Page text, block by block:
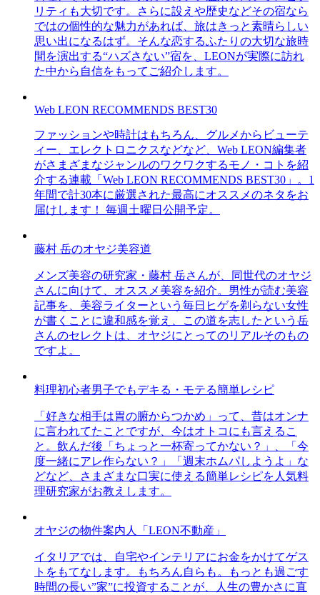
リティも大切です。さらに設えや歴史などその宿なら
ではの個性的な魅力があれば、旅はきっと素晴らしい
思い出になるはず。そんな恋するふたりの大切な旅時
間を演出する“ハズさない”宿を、LEONが実際に訪れ
た中から自信をもってご紹介します。
Web LEON RECOMMENDS BEST30
ファッションや時計はもちろん、グルメからビューテ
ィー、エレクトロニクスなどなど、Web LEON編集者
がさまざまなジャンルのワクワクするモノ・コトを紹
介する連載「Web LEON RECOMMENDS BEST30」。1
年間で計30本に厳選された最高にオススメのネタをお
届けします！ 毎週土曜日公開予定。
藤村 岳のオヤジ美容道
メンズ美容の研究家・藤村 岳さんが、同世代のオヤジ
さんに向けて、オススメ美容を紹介。男性が読む美容
記事を、美容ライターという毎日ヒゲを剃らない女性
が書くことに違和感を覚え、この道を志したという岳
さんのセレクトは、オヤジにとってのリアルそのもの
ですよ。
料理初心者男子でもデキる・モテる簡単レシピ
「好きな相手は胃の腑からつかめ」って、昔はオンナ
に言われてたことですが、今はオトコにも言えるこ
と。飲んだ後「ちょっと一杯寄ってかない？」、「今
度一緒にアレ作らない？」「週末ホムパしようよ」な
どなど、さまざまな口実に使える簡単レシピを人気料
理研究家がお教えします。
オヤジの物件案内人「LEON不動産」
イタリアでは、自宅やインテリアにお金をかけてゲス
トをもてなします。もちろん自らも。もっとも過ごす
時間の長い”家”に投資することが、人生の豊かさに直